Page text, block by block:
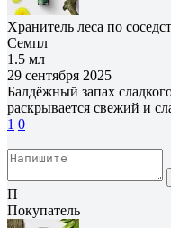
Хранитель леса по
Семпл
1.5 мл
29 сентября 2025
Балдёжный запах
раскрывается свежий и
1 0
П
Покупатель